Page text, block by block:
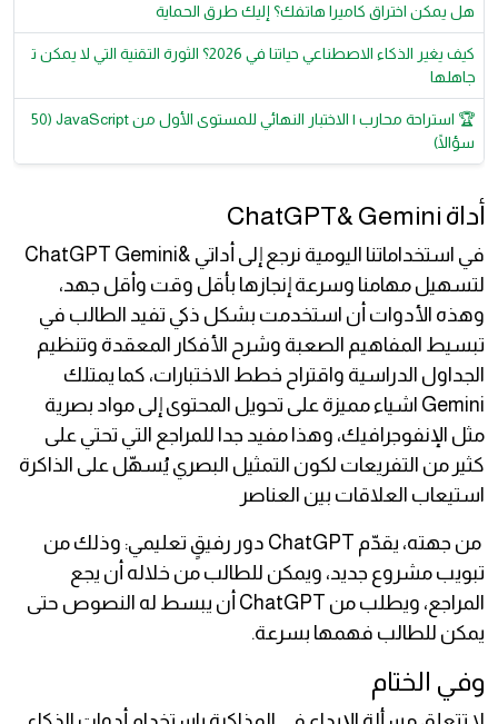
هل يمكن اختراق كاميرا هاتفك؟ إليك طرق الحماية
كيف يغير الذكاء الاصطناعي حياتنا في 2026؟ الثورة التقنية التي لا يمكن ت
جاهلها
🏆 استراحة محارب | الاختبار النهائي للمستوى الأول من JavaScript (50
سؤالًا)
أداة ChatGPT& Gemini
في استخداماتنا اليومية نرجع إلى أداتي &ChatGPT Gemini
لتسهيل مهامنا وسرعة إنجازها بأقل وقت وأقل جهد،
وهذه الأدوات أن استخدمت بشكل ذكي تفيد الطالب في
تبسيط المفاهيم الصعبة وشرح الأفكار المعقدة وتنظيم
الجداول الدراسية واقتراح خطط الاختبارات، كما يمتلك
Gemini اشياء مميزة على تحويل المحتوى إلى مواد بصرية
مثل الإنفوجرافيك، وهذا مفيد جدا للمراجع التي تحتي على
كثير من التفريعات لكون التمثيل البصري يُسهّل على الذاكرة
استيعاب العلاقات بين العناصر
من جهته، يقدّم ChatGPT دور رفيقٍ تعليمي: وذلك من
تبويب مشروع جديد، ويمكن للطالب من خلاله أن يجع
المراجع، ويطلب من ChatGPT أن يبسط له النصوص حتى
يمكن للطالب فهمها بسرعة.
وفي الختام